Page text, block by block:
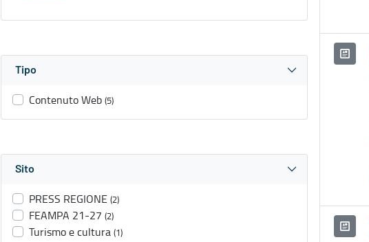
Tipo
Contenuto Web (5)
Sito
PRESS REGIONE (2)
FEAMPA 21-27 (2)
Turismo e cultura (1)